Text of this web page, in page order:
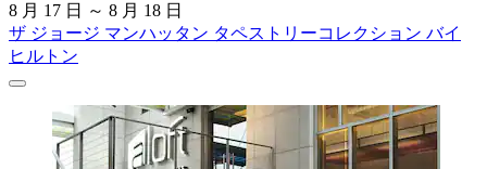
8 月 17 日 ～ 8 月 18 日
ザ ジョージ マンハッタン タペストリーコレクション バイ
ヒルトン